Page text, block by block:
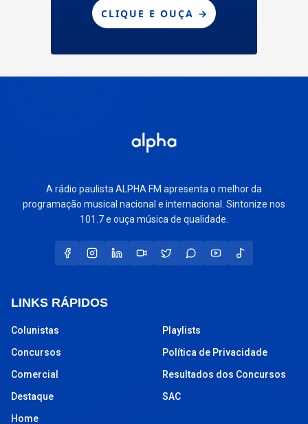
A rádio paulista ALPHA FM apresenta o melhor da
programação musical nacional e internacional. Sintonize nos
101.7 e ouça música de qualidade.
LINKS RÁPIDOS
Colunistas
Concursos
Comercial
Destaque
Home
Playlists
Política de Privacidade
Resultados dos Concursos
SAC